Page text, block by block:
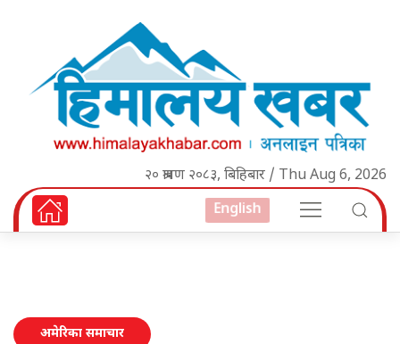
२० श्रावण २०८३, बिहिबार / Thu Aug 6, 2026
English
अमेरिका समाचार